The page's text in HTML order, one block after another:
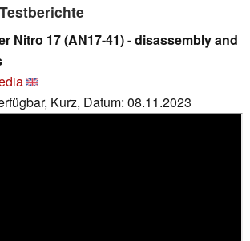
Nitro 17 (AN17-41) - disassembly and
Kurz, Datum: 08.11.2023